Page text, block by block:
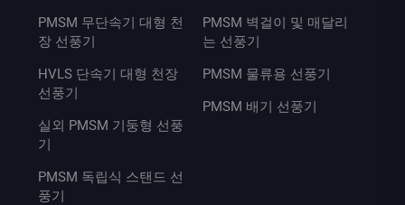
PMSM 무단속기 대형 천
장 선풍기
HVLS 단속기 대형 천장
선풍기
실외 PMSM 기둥형 선풍
기
PMSM 독립식 스탠드 선
풍기
PMSM 벽걸이 및 매달리
는 선풍기
PMSM 물류용 선풍기
PMSM 배기 선풍기